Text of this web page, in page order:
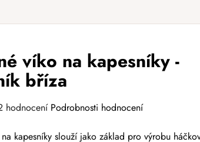
víko na kapesníky -
bříza
hodnocení Podrobnosti hodnocení
kapesníky slouží jako základ pro výrobu